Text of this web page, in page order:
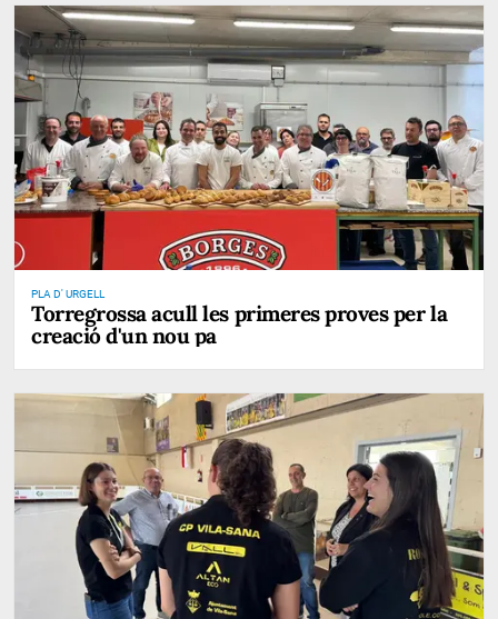
PLA D' URGELL
Torregrossa acull les primeres proves per la
creació d'un nou pa